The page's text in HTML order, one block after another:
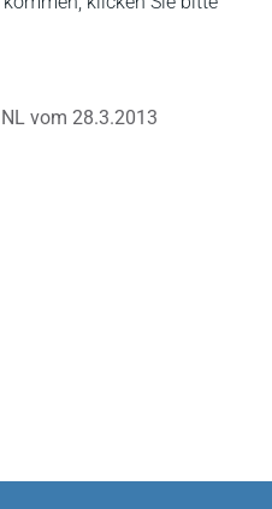
vom 28.3.2013